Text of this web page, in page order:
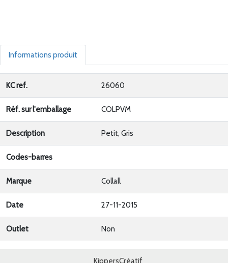
Informations produit
KC ref. 26060
Réf. sur l'emballage COLPVM
Description Petit, Gris
Codes-barres
Marque Collall
Date 27-11-2015
Outlet Non
KippersCréatif